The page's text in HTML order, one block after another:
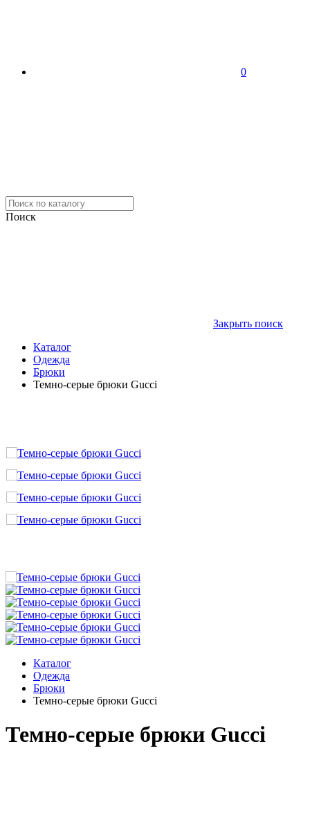
0
Поиск
Закрыть поиск
Каталог
Одежда
Брюки
Темно-серые брюки Gucci
Каталог
Одежда
Брюки
Темно-серые брюки Gucci
Темно-серые брюки Gucci